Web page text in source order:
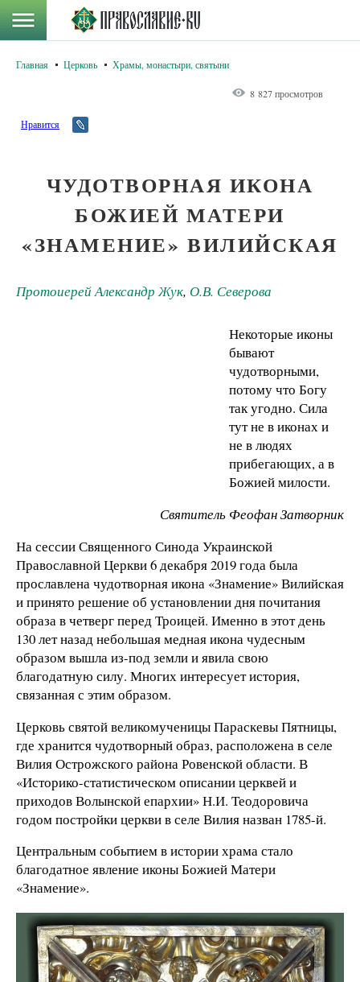
Главная Церковь Храмы, монастыри, святыни
8 827 просмотров
Нравится
ЧУДОТВОРНАЯ ИКОНА
БОЖИЕЙ МАТЕРИ
«ЗНАМЕНИЕ» ВИЛИЙСКАЯ
Протоиерей Александр Жук, О.В. Северова
Некоторые иконы
бывают
чудотворными,
потому что Богу
так угодно. Сила
тут не в иконах и
не в людях
прибегающих, а в
Божией милости.
Святитель Феофан Затворник
На сессии Священного Синода Украинской
Православной Церкви 6 декабря 2019 года была
прославлена чудотворная икона «Знамение» Вилийская
и принято решение об установлении дня почитания
образа в четверг перед Троицей. Именно в этот день
130 лет назад небольшая медная икона чудесным
образом вышла из-под земли и явила свою
благодатную силу. Многих интересует история,
связанная с этим образом.
Церковь святой великомученицы Параскевы Пятницы,
где хранится чудотворный образ, расположена в селе
Вилия Острожского района Ровенской области. В
«Историко-статистическом описании церквей и
приходов Волынской епархии» Н.И. Теодоровича
годом постройки церкви в селе Вилия назван 1785-й.
Центральным событием в истории храма стало
благодатное явление иконы Божией Матери
«Знамение».